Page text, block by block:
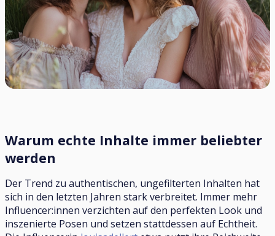
Warum echte Inhalte immer beliebter
werden
Der Trend zu authentischen, ungefilterten Inhalten hat
sich in den letzten Jahren stark verbreitet. Immer mehr
Influencer:innen verzichten auf den perfekten Look und
inszenierte Posen und setzen stattdessen auf Echtheit.